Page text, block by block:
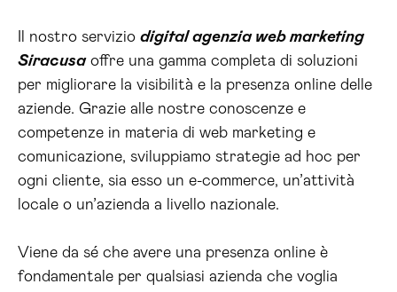
Il nostro servizio digital agenzia web marketing
Siracusaoffre una gamma completa di soluzioni
per migliorare la visibilità e la presenza online delle
aziende. Grazie alle nostre conoscenze e
competenze in materia di web marketing e
comunicazione, sviluppiamo strategie ad hoc per
ogni cliente, sia esso un e-commerce, un’attività
locale o un’azienda a livello nazionale.
Viene da sé che avere una presenza online è
fondamentale per qualsiasi azienda che voglia